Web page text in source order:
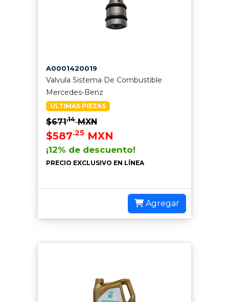
A0001420019
Valvula Sistema De Combustible
Mercedes-Benz
ÚLTIMAS PIEZAS
$671.14MXN
$587.25 MXN
¡12% de descuento!
PRECIO EXCLUSIVO EN LÍNEA
Agregar